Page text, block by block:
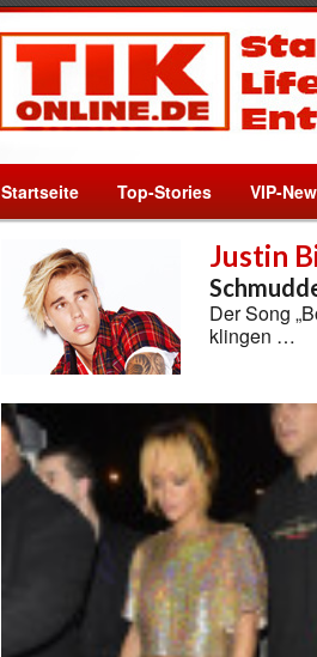
Startseite Top-Stories VIP-
Justin
Der Song
klingen …